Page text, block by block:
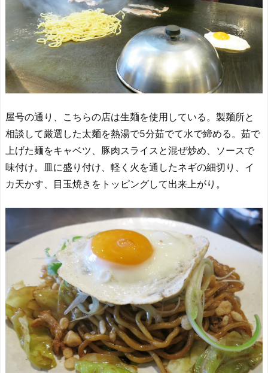
屋号の通り、こちらの店は生麺を使用している。製麺所と
相談して厳選した太麺を熱湯で5分茹でて水で締める。茹で
上げた麺をキャベツ、豚肉スライスと混ぜ炒め、ソースで
味付け。皿に盛り付け、軽く火を通したネギの細切り、イ
カ天かす、目玉焼きをトッピングして出来上がり。